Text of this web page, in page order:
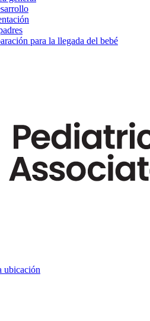
para la llegada del bebé
ubicación